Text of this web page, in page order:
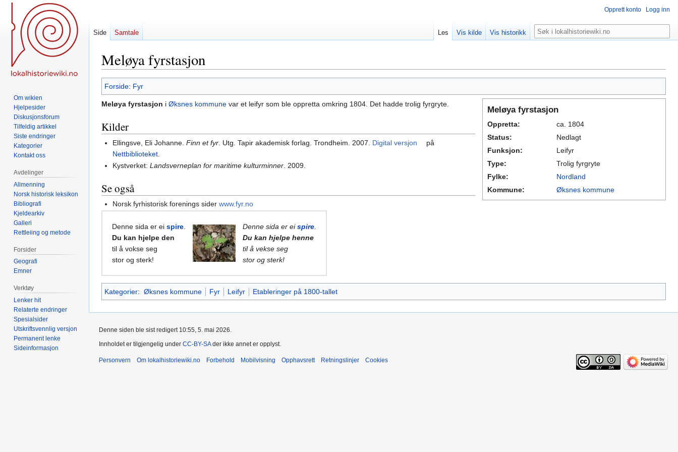
Meløya fyrstasjon
Hopp
til
navigering
Hopp
til
søk
Forside: Fyr
Meløya fyrstasjon
Oppretta:
ca. 1804
Status:
Nedlagt
Funksjon:
Leifyr
Type:
Trolig fyrgryte
Fylke:
Nordland
Kommune:
Øksnes kommune
Meløya fyrstasjon i Øksnes kommune var et leifyr som ble oppretta omkring 1804. Det hadde trolig fyrgryte.
Kilder
Ellingsve, Eli Johanne.Finn et fyr . Utg. Tapir akademisk forlag. Trondheim. 2007. Digital versjon
på
Nettbiblioteket
Kystverket:Landsverneplan for maritime kulturminner . 2009.
Se også
Norsk fyrhistorisk forenings siderwww.fyr.no
Denne sida er ei spire
Du kan hjelpe den
til å vokse seg
stor og sterk!
Denne sida er eispire
Du kan hjelpe henne
til å vekse seg
stor og sterk!
Kategorier: Øksnes kommune Fyr Leifyr Etableringer på 1800-tallet
Opprett konto Logg inn
Side Samtale Les Vis kilde Vis historikk Søk
Om wikien
Hjelpesider
Diskusjonsforum
Tilfeldig artikkel
Siste endringer
Kategorier
Kontakt oss
Avdelinger
Allmenning
Norsk historisk leksikon
Bibliografi
Kjeldearkiv
Galleri
Rettleiing og metode
Forsider
Geografi
Emner
Verktøy
Lenker hit
Relaterte endringer
Spesialsider
Utskriftsvennlig versjon
Permanent lenke
Sideinformasjon
Denne siden ble sist redigert 10:55, 5. mai 2026.
Innholdet er tilgjengelig under CC-BY-SAder ikke annet er opplyst.
Personvern Om lokalhistoriewiki.no Forbehold Mobilvisning Opphavsrett Retningslinjer Cookies